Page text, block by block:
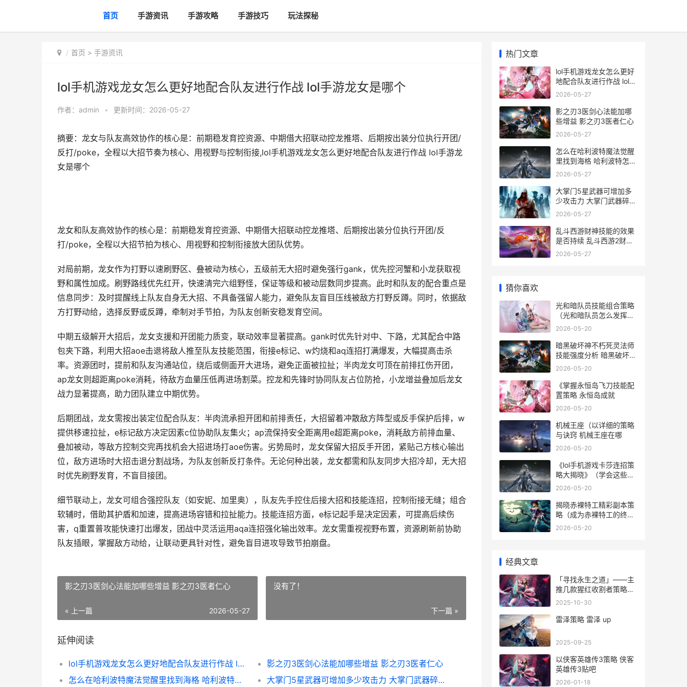
首页 手游资讯 手游攻略 手游技巧 玩法探秘
首页 > 手游资讯
lol手机游戏龙女怎么更好地配合队友进行作战 lol手游龙女是哪个
作者： admin • 更新时间：2026-05-27
摘要：龙女与队友高效协作的核心是：前期稳发育控资源、中期借大招联动控龙推塔、后期按出装分位执行开团/
反打/poke，全程以大招节奏为核心、用视野与控制衔接,lol手机游戏龙女怎么更好地配合队友进行作战 lol手游龙
女是哪个
龙女和队友高效协作的核心是：前期稳发育控资源、中期借大招联动控龙推塔、后期按出装分位执行开团/反
打/poke，全程以大招节拍为核心、用视野和控制衔接放大团队优势。
对局前期，龙女作为打野以速刷野区、叠被动为核心，五级前无大招时避免强行gank，优先控河蟹和小龙获取视
野和属性加成。刷野路线优先红开，快速清完六组野怪，保证等级和被动层数同步提高。此时和队友的配合重点是
信息同步：及时提醒线上队友自身无大招、不具备强留人能力，避免队友盲目压线被敌方打野反蹲。同时，依据敌
方打野动给，选择反野或反蹲，牵制对手节拍，为队友创新安稳发育空间。
中期五级解开大招后，龙女支援和开团能力质变，联动效率显著提高。gank时优先针对中、下路，尤其配合中路
包夹下路，利用大招aoe击退将敌人推至队友技能范围，衔接e标记、w灼烧和aq连招打满爆发，大幅提高击杀
率。资源团时，提前和队友沟通站位，绕后或侧面开大进场，避免正面被拉扯；半肉龙女可顶在前排扛伤开团，
ap龙女则超距离poke消耗，待敌方血量压低再进场割菜。控龙和先锋时协同队友占位防抢，小龙增益叠加后龙女
战力显著提高，助力团队建立中期优势。
后期团战，龙女需按出装定位配合队友：半肉流承担开团和前排责任，大招留着冲散敌方阵型或反手保护后排，w
提供移速拉扯，e标记敌方决定因素c位协助队友集火；ap流保持安全距离用e超距离poke，消耗敌方前排血量、
叠加被动，等敌方控制交完再找机会大招进场打aoe伤害。劣势局时，龙女保留大招反手开团，紧贴己方核心输出
位，敌方进场时大招击退分割战场，为队友创新反打条件。无论何种出装，龙女都需和队友同步大招冷却，无大招
时优先刷野发育，不盲目接团。
细节联动上，龙女可组合强控队友（如安妮、加里奥），队友先手控住后接大招和技能连招，控制衔接无缝；组合
软辅时，借助其护盾和加速，提高进场容错和拉扯能力。技能连招方面，e标记起手是决定因素，可提高后续伤
害，q重置普攻能快速打出爆发，团战中灵活运用aqa连招强化输出效率。龙女需重视视野布置，资源刷新前协助
队友插眼，掌握敌方动给，让联动更具针对性，避免盲目进攻导致节拍崩盘。
影之刃3医剑心法能加哪些增益 影之刃3医者仁心
« 上一篇 2026-05-27
没有了！
下一篇 »
延伸阅读
lol手机游戏龙女怎么更好地配合队友进行作战 lol手游龙女是哪个
影之刃3医剑心法能加哪些增益 影之刃3医者仁心
怎么在哈利波特魔法觉醒里找到海格 哈利波特怎么打开位置
大掌门5星武器可增加多少攻击力 大掌门武器碎片怎么获得
热门文章
lol手机游戏龙女怎么更好
地配合队友进行作战 lol手
游龙女是哪个
2026-05-27
影之刃3医剑心法能加哪
些增益 影之刃3医者仁心
2026-05-27
怎么在哈利波特魔法觉醒
里找到海格 哈利波特怎么
打开位置
2026-05-27
大掌门5星武器可增加多
少攻击力 大掌门武器碎片
怎么获得
2026-05-27
乱斗西游财神技能的效果
是否持续 乱斗西游2财神
值得培养吗
2026-05-27
猜你喜欢
光和暗队员技能组合策略
（光和暗队员怎么发挥最
大作用 光和暗队员技能怎
2026-05-20
暗黑破坏神不朽死灵法师
技能强度分析 暗黑破坏神
不朽野蛮人攻略
2026-05-20
《掌握永恒岛飞刀技能配
置策略 永恒岛成就
2026-05-20
机械王座（以详细的策略
与诀窍 机械王座在哪
2026-05-20
《lol手机游戏卡莎连招策
略大揭晓》（学会这些连
招让你玩转卡莎 手游lol有
2026-05-20
揭晓赤裸特工精彩副本策
略（成为赤裸特工的终极
玩家
2026-05-20
经典文章
「寻找永生之道」——主
推几款猩红收割者策略型
游戏（寻觅黑暗幽深的夜
2025-10-30
雷泽策略 雷泽 up
2025-09-25
以侠客英雄传3策略 侠客
英雄传3贴吧
2026-01-18